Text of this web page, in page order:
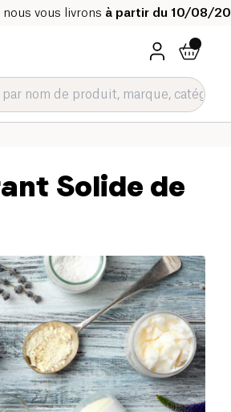
vous livrons à partir du 10/08/
Solide de